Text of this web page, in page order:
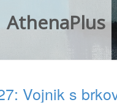
Vojnik s